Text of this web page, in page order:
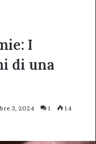
I
di una
3, 2024 1 14